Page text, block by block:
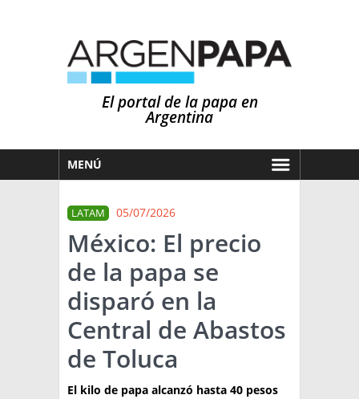
El portal de la papa en
Argentina
MENÚ
MERCADOS
NOTICIAS
EN ESPAÑOL
OTROS IDIOMAS
CLIMA
PRONÓSTICO
LLUVIAS
ARGENTINA
EL MUNDO
TÉCNICA
LATAM 05/07/2026
México: El precio
de la papa se
disparó en la
Central de Abastos
de Toluca
El kilo de papa alcanzó hasta 40 pesos